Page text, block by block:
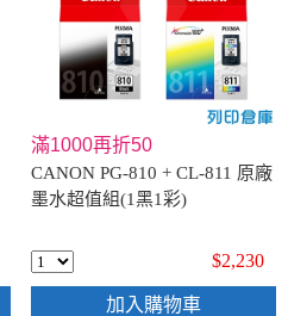
滿1000再折50
CANON PG-810 + CL-811 原廠
墨水超值組(1黑1彩)
$2,230
加入購物車